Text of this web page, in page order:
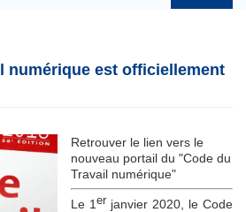
numérique est officiellement
Retrouver le lien vers le
nouveau portail du "Code du
Travail numérique"
Le 1 er janvier 2020, le Code